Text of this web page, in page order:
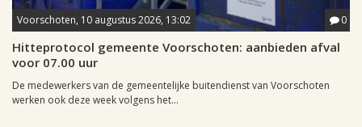
Voorschoten, 10 augustus 2026, 13:02 0
Hitteprotocol gemeente Voorschoten: aanbieden afval
voor 07.00 uur
De medewerkers van de gemeentelijke buitendienst van Voorschoten
werken ook deze week volgens het...